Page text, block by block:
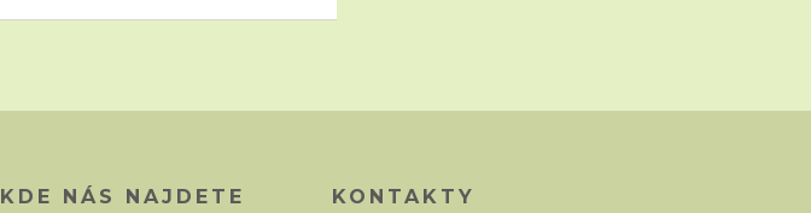
KDE NÁS NAJDETE KONTAKTY